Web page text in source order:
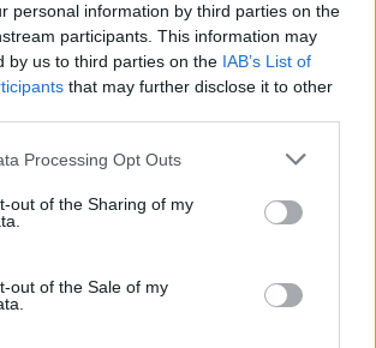
personal information by third parties on the
participants. This information may
by us to third parties on the IAB’s List of
that may further disclose it to other
Processing Opt Outs
out of the Sharing of my
out of the Sale of my
vigtigt at computeren bruger de seneste
opdateret med de nyeste opdates,
automatisk.
også altid være opdateret. Find den
på sin computer. Farmerama
afspiller til at vise små animationer,
at installere Flash player to gange, så for
kan du hente den